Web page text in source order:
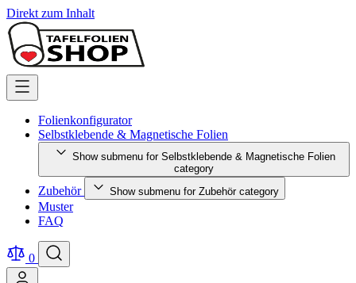
Direkt zum Inhalt
Folienkonfigurator
Selbstklebende & Magnetische Folien
Show submenu for Selbstklebende & Magnetische Folien
category
Zubehör Show submenu for Zubehör category
Muster
FAQ
0